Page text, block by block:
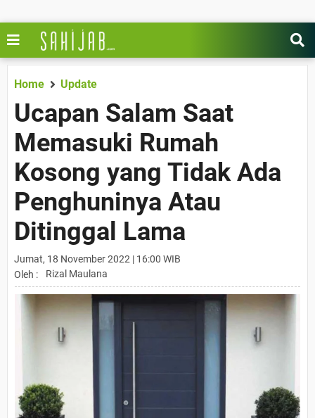
Home Update
Ucapan Salam Saat
Memasuki Rumah
Kosong yang Tidak Ada
Penghuninya Atau
Ditinggal Lama
Jumat, 18 November 2022 | 16:00 WIB
Oleh :
Rizal Maulana